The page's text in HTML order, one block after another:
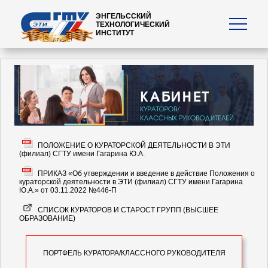
ЭНГЕЛЬССКИЙ
ТЕХНОЛОГИЧЕСКИЙ
ИНСТИТУТ
ПОЛОЖЕНИЕ О КУРАТОРСКОЙ ДЕЯТЕЛЬНОСТИ В ЭТИ
(филиал) СГТУ имени Гагарина Ю.А.
ПРИКАЗ «Об утверждении и введение в действие Положения о
кураторской деятельности в ЭТИ (филиал) СГТУ имени Гагарина
Ю.А.» от 03.11.2022 №446-П
СПИСОК КУРАТОРОВ И СТАРОСТ ГРУПП (ВЫСШЕЕ
ОБРАЗОВАНИЕ)
ПОРТФЕЛЬ КУРАТОРА/КЛАССНОГО РУКОВОДИТЕЛЯ